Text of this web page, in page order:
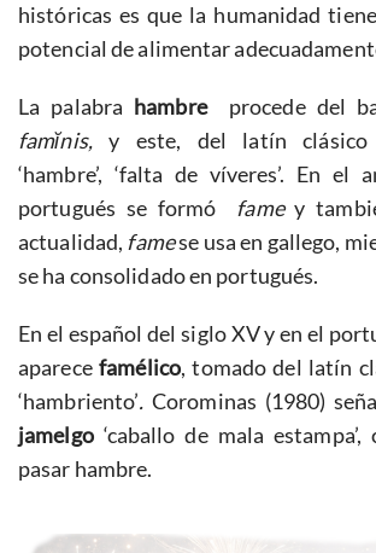
históricas es que la humanidad
potencial de alimentar
La palabra hambre procede del
famĭnis,y este, del latín clásico
‘hambre’, ‘falta de víveres’. En el
portugués se formó
famey
actualidad, famese usa en gallego,
se ha consolidado en portugués.
En el español del siglo XV y en el
aparecefamélico, tomado del latín
‘hambriento’.Corominas (1980)
jamelgo ‘caballo de mala
pasar hambre.